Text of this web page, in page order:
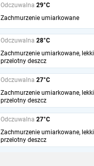
Odczuwalna 29°C
Zachmurzenie umiarkowane
Odczuwalna 28°C
Zachmurzenie umiarkowane, lekki
przelotny deszcz
Odczuwalna 27°C
Zachmurzenie umiarkowane, lekki
przelotny deszcz
Odczuwalna 27°C
Zachmurzenie umiarkowane, lekki
przelotny deszcz